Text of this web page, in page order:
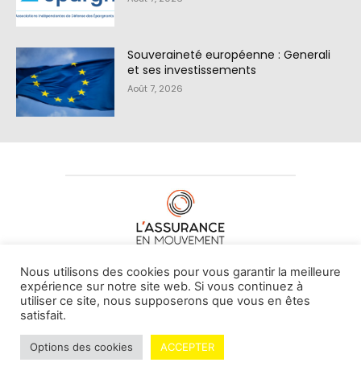
Souveraineté européenne : Generali
et ses investissements
Août 7, 2026
À PROPOS DE NOUS•CONTACT
© L'assurance en mouvement -By Vovoxx Média
Mentions légales Contributeurs
Nous utilisons des cookies pour vous garantir la meilleure
expérience sur notre site web. Si vous continuez à
utiliser ce site, nous supposerons que vous en êtes
satisfait.
Options des cookies ACCEPTER